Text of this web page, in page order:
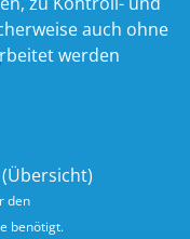
auch ohne
werden
Übersicht)
den
benötigt.